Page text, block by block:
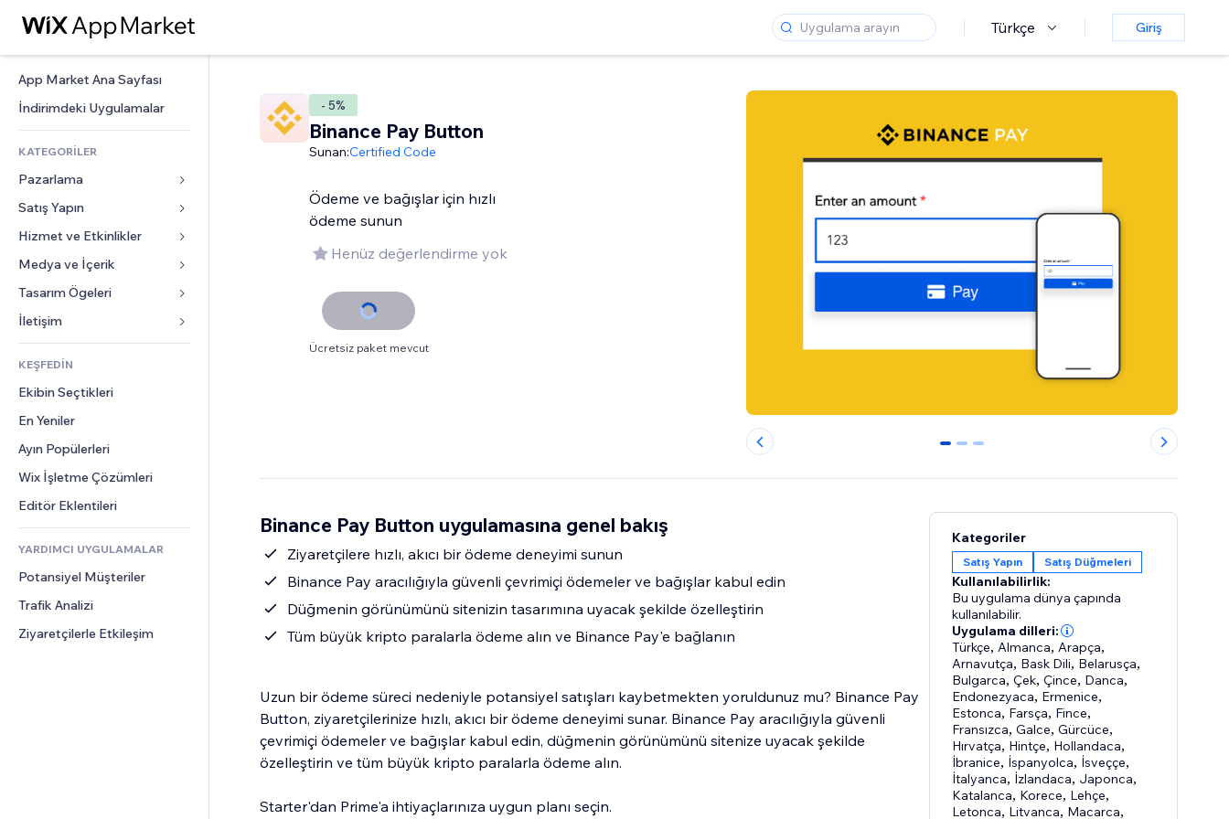
Türkçe Giriş
App Market Ana Sayfası
İndirimdeki Uygulamalar
KATEGORİLER
Pazarlama
Reklamlar
Mobil
Site Analizleri
Sosyal Ağ
Site Listeleri
E-posta
Satış Yapın
Mağazalar için uygulamalar
Gönderim ve Teslimat
Satış Düğmeleri
Muhasebe
Kuponlar ve Müşteri Sadakati
Depolama Çözümleri
Hizmet ve Etkinlikler
Oteller
Etkinlikler
Restoranlar
Emlak
Randevular
Medya ve İçerik
Galeri
Müzik
Podcast
Fotoğrafçılık
Video
PDF
Dosya Paylaşımı
Haberler
Tasarım Ögeleri
Haritalar ve Navigasyon
Gizlilik ve Güvenlik
Saat
Sayfa Şablonları
Görüntü Efektleri
Düğmeler ve Menüler
Afişler ve Rozetler
Hesap Makineleri
Arama
Hava Durumu
Grafik ve Tablolar
Formlar
Blog
Anketler
Sohbet
Yorumlar
Telefon
Topluluk
Değerlendirmeler ve Müşteri
KEŞFEDİN
Ekibin Seçtikleri
En Yeniler
Ayın Popülerleri
Wix İşletme Çözümleri
Editör Eklentileri
YARDIMCI UYGULAMALAR
Potansiyel Müşteriler
Trafik Analizi
Ziyaretçilerle Etkileşim
- 5%
Binance Pay Button
Sunan:Certified Code
Ödeme ve bağışlar için hızlı
ödeme sunun
Henüz değerlendirme yok
Ücretsiz paket mevcut
0 1 2
Binance Pay Button uygulamasına genel bakış
Ziyaretçilere hızlı, akıcı bir ödeme deneyimi sunun
Binance Pay aracılığıyla güvenli çevrimiçi ödemeler ve bağışlar kabul edin
Düğmenin görünümünü sitenizin tasarımına uyacak şekilde özelleştirin
Tüm büyük kripto paralarla ödeme alın ve Binance Pay'e bağlanın
Uzun bir ödeme süreci nedeniyle potansiyel satışları kaybetmekten yoruldunuz mu? Binance Pay
Button, ziyaretçilerinize hızlı, akıcı bir ödeme deneyimi sunar. Binance Pay aracılığıyla güvenli
çevrimiçi ödemeler ve bağışlar kabul edin, düğmenin görünümünü sitenize uyacak şekilde
özelleştirin ve tüm büyük kripto paralarla ödeme alın.
Starter'dan Prime'a ihtiyaçlarınıza uygun planı seçin.
Kategoriler
Satış Yapın Satış Düğmeleri
Kullanılabilirlik:
Bu uygulama dünya çapında
kullanılabilir.
Uygulama dilleri:
Türkçe, Almanca, Arapça,
Arnavutça, Bask Dili, Belarusça,
Bulgarca,Çek,Çince, Danca,
Endonezyaca, Ermenice,
Estonca, Farsça, Fince,
Fransızca,Galce,Gürcüce,
Hırvatça, Hintçe, Hollandaca,
İbranice, İspanyolca, İsveççe,
İtalyanca, İzlandaca, Japonca,
Katalanca, Korece, Lehçe,
Letonca, Litvanca, Macarca,